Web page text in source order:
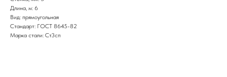
Длина, м: 6
Вид: прямоугольная
Стандарт: ГОСТ 8645-82
Марка стали: Ст3сп